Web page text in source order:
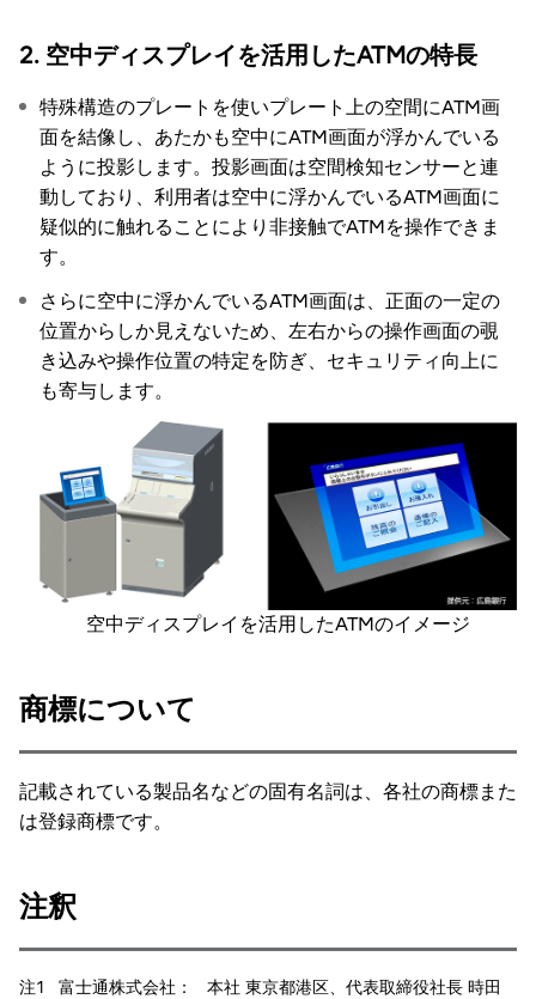
2. 空中ディスプレイを活用したATMの特長
特殊構造のプレートを使いプレート上の空間にATM画
面を結像し、あたかも空中にATM画面が浮かんでいる
ように投影します。投影画面は空間検知センサーと連
動しており、利用者は空中に浮かんでいるATM画面に
疑似的に触れることにより非接触でATMを操作できま
す。
さらに空中に浮かんでいるATM画面は、正面の一定の
位置からしか見えないため、左右からの操作画面の覗
き込みや操作位置の特定を防ぎ、セキュリティ向上に
も寄与します。
空中ディスプレイを活用したATMのイメージ
商標について
記載されている製品名などの固有名詞は、各社の商標また
は登録商標です。
注釈
注1 富士通株式会社：
本社 東京都港区、代表取締役社長 時田